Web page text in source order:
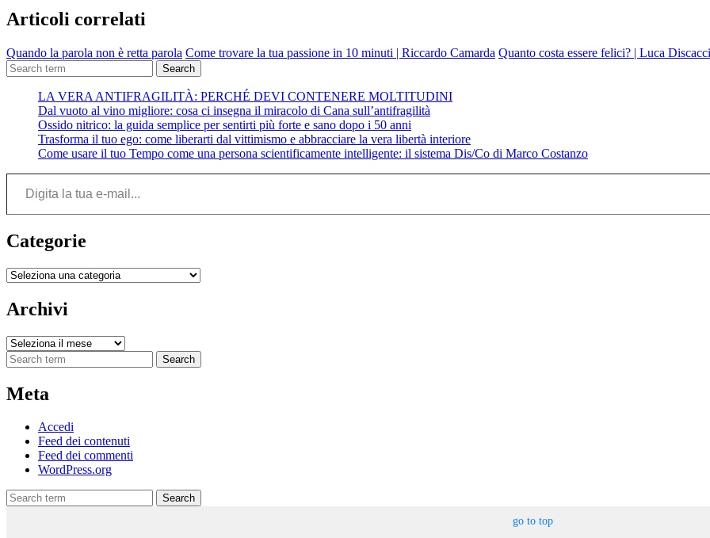
Articoli correlati
Quando la parola non è retta parola Come trovare la tua passione in 10 minuti | Riccardo Camarda Quanto costa essere felici? | Luca
Search
LA VERA ANTIFRAGILITÀ: PERCHÉ DEVI CONTENERE MOLTITUDINI
Dal vuoto al vino migliore: cosa ci insegna il miracolo di Cana sull’antifragilità
Ossido nitrico: la guida semplice per sentirti più forte e sano dopo i 50 anni
Trasforma il tuo ego: come liberarti dal vittimismo e abbracciare la vera libertà interiore
Come usare il tuo Tempo come una persona scientificamente intelligente: il sistema Dis/Co di Marco Costanzo
Digita la tua e-mail...
Categorie
Categorie
Archivi
Archivi
Search
Meta
Accedi
Feed dei contenuti
Feed dei commenti
WordPress.org
Search
go to top